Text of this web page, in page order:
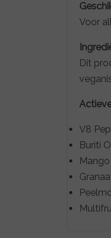
Voor
Dit
V8
Buriti